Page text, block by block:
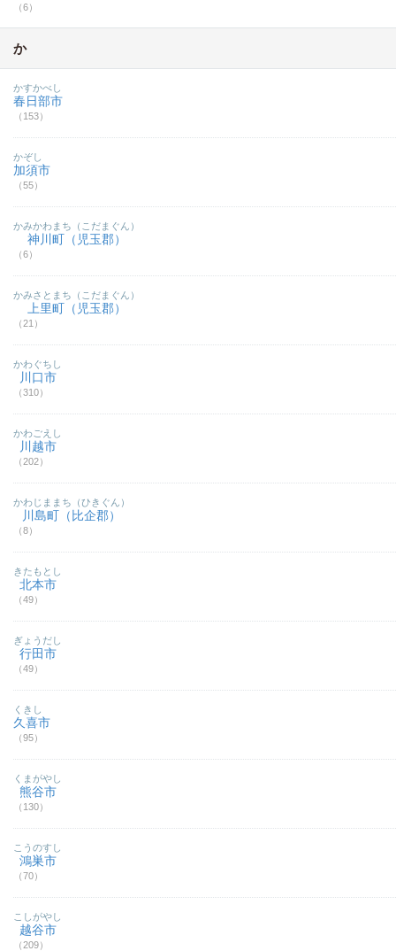
（6）
か
春日部市
（153）
かすかべし
加須市
（55）
かぞし
神川町（児玉郡）
（6）
かみかわまち（こだまぐん）
上里町（児玉郡）
（21）
かみさとまち（こだまぐん）
川口市
（310）
かわぐちし
川越市
（202）
かわごえし
川島町（比企郡）
（8）
かわじままち（ひきぐん）
北本市
（49）
きたもとし
行田市
（49）
ぎょうだし
久喜市
（95）
くきし
熊谷市
（130）
くまがやし
鴻巣市
（70）
こうのすし
越谷市
（209）
こしがやし